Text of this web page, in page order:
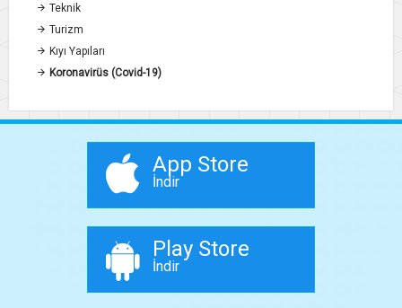
Teknik
Turizm
Kıyı Yapıları
Koronavirüs (Covid-19)
App Store
İndir
Play Store
İndir